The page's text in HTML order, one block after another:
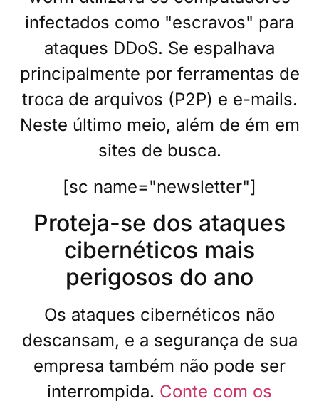
infectados como "escravos" para
ataques DDoS. Se espalhava
principalmente por ferramentas de
troca de arquivos (P2P) e e-mails.
Neste último meio, além de ém em
sites de busca.
[sc name="newsletter"]
Proteja-se dos ataques
cibernéticos mais
perigosos do ano
Os ataques cibernéticos não
descansam, e a segurança de sua
empresa também não pode ser
interrompida. Conte com os